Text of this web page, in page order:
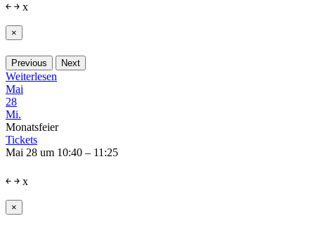
￩ ￫ x
×
Previous Next
Weiterlesen
Mai
28
Mi.
Monatsfeier
Tickets
Mai 28 um 10:40 – 11:25
￩ ￫ x
×